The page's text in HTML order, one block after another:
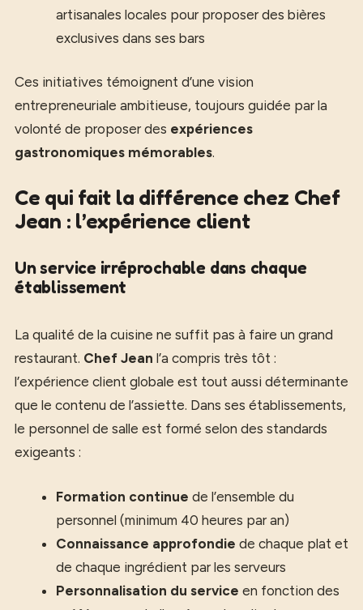
artisanales locales pour proposer des bières
exclusives dans ses bars
Ces initiatives témoignent d’une vision
entrepreneuriale ambitieuse, toujours guidée par la
volonté de proposer des expériences
gastronomiques mémorables.
Ce qui fait la différence chez Chef
Jean : l’expérience client
Un service irréprochable dans chaque
établissement
La qualité de la cuisine ne suffit pas à faire un grand
restaurant. Chef Jean l’a compris très tôt :
l’expérience client globale est tout aussi déterminante
que le contenu de l’assiette. Dans ses établissements,
le personnel de salle est formé selon des standards
exigeants :
Formation continue de l’ensemble du
personnel (minimum 40 heures par an)
Connaissance approfondie de chaque plat et
de chaque ingrédient par les serveurs
Personnalisation du service en fonction des